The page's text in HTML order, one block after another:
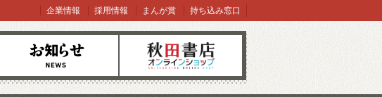
知らせ オンラインショップ
企業情報 採用情報 まんが賞 持ち込み窓口